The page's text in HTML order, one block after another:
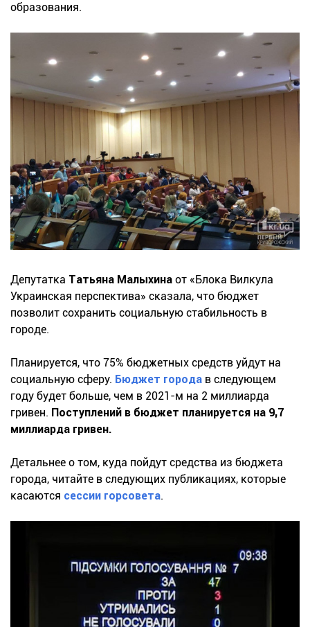
образования.
Депутатка Татьяна Малыхина от «Блока Вилкула
Украинская перспектива» сказала, что бюджет
позволит сохранить социальную стабильность в
городе.
Планируется, что 75% бюджетных средств уйдут на
социальную сферу. Бюджет города в следующем
году будет больше, чем в 2021-м на 2 миллиарда
гривен. Поступлений в бюджет планируется на 9,7
миллиарда гривен.
Детальнее о том, куда пойдут средства из бюджета
города, читайте в следующих публикациях, которые
касаются сессии горсовета.